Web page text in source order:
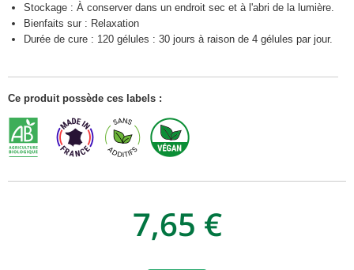
Stockage : À conserver dans un endroit sec et à l'abri de la lumière.
Bienfaits sur : Relaxation
Durée de cure : 120 gélules : 30 jours à raison de 4 gélules par jour.
Ce produit possède ces labels :
7,65 €